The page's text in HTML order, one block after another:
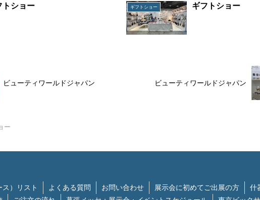
トショー ギフトショー ギフトショー
ビューティワールドジャパン ビューティワールドジャパン
ー
）リスト よくある質問 お問い合わせ 展示会に初めてご出展の方 什